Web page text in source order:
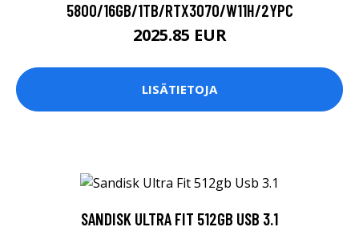
5800/16GB/1TB/RTX3070/W11H/2YPC
2025.85 EUR
LISÄTIETOJA
SANDISK ULTRA FIT 512GB USB 3.1